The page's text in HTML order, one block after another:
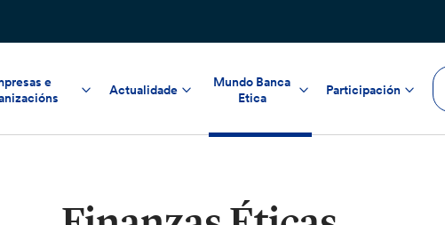
e
Actualidade
Mundo Banca
Etica
Participación